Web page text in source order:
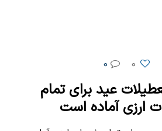
0
0
عید برای تمام
ارزی آماده است